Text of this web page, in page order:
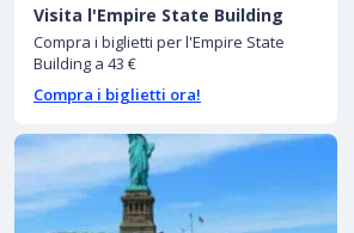
Visita l'Empire State Building
Compra i biglietti per l'Empire State
Building a 43 €
Compra i biglietti ora!